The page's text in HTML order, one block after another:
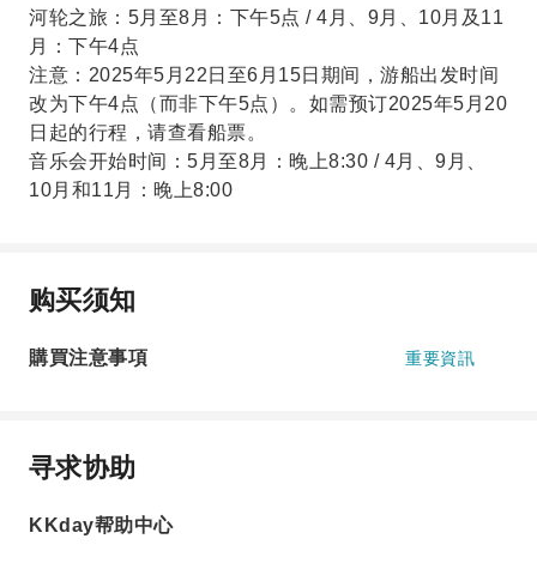
河轮之旅：5月至8月：下午5点 / 4月、9月、10月及11
月：下午4点
注意：2025年5月22日至6月15日期间，游船出发时间
改为下午4点（而非下午5点）。如需预订2025年5月20
日起的行程，请查看船票。
音乐会开始时间：5月至8月：晚上8:30 / 4月、9月、
10月和11月：晚上8:00
购买须知
購買注意事項 重要資訊
寻求协助
KKday帮助中心